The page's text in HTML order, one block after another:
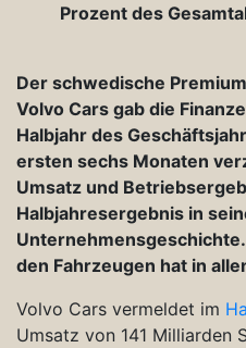
Prozent des
Der schwedische
Volvo Cars gab die
Halbjahr des
ersten sechs Monaten
Umsatz und
Halbjahresergebnis in
den Fahrzeugen hat in
Volvo Cars vermeldet im
Umsatz von 141 Milliarden